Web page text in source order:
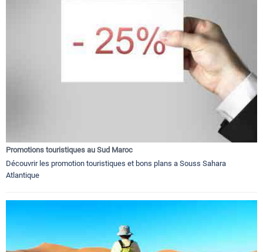
Promotions touristiques au Sud Maroc
Découvrir les promotion touristiques et bons plans a Souss Sahara
Atlantique